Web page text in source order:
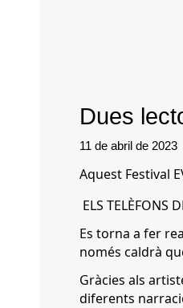
Dues
11 de abril de 2023
Aquest Festival
ELS TELÈFONS
Es torna a fer
només caldrà
Gràcies als
diferents